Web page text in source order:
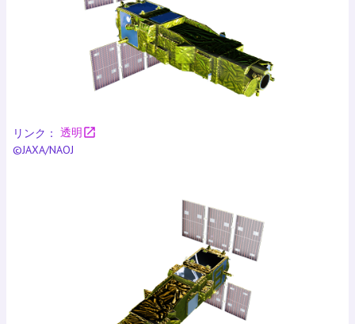
リンク： 透明open_in_new
©JAXA/NAOJ